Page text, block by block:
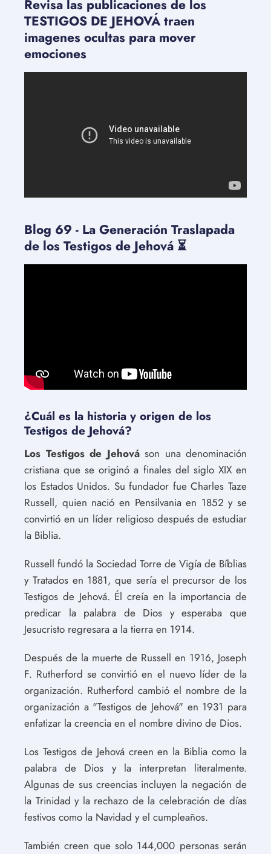
Revisa las publicaciones de los
TESTIGOS DE JEHOVÁ traen
imagenes ocultas para mover
emociones
Blog 69 - La Generación Traslapada
de los Testigos de Jehová ⏳
¿Cuál es la historia y origen de los
Testigos de Jehová?
Los Testigos de Jehováson una denominación
cristiana que se originó a finales del siglo XIX en
los Estados Unidos. Su fundador fue Charles Taze
Russell, quien nació en Pensilvania en 1852 y se
convirtió en un líder religioso después de estudiar
la Biblia.
Russell fundó la Sociedad Torre de Vigía de Bíblias
y Tratados en 1881, que sería el precursor de los
Testigos de Jehová. Él creía en la importancia de
predicar la palabra de Dios y esperaba que
Jesucristo regresara a la tierra en 1914.
Después de la muerte de Russell en 1916, Joseph
F. Rutherford se convirtió en el nuevo líder de la
organización. Rutherford cambió el nombre de la
organización a "Testigos de Jehová" en 1931 para
enfatizar la creencia en el nombre divino de Dios.
Los Testigos de Jehová creen en la Biblia como la
palabra de Dios y la interpretan literalmente.
Algunas de sus creencias incluyen la negación de
la Trinidad y la rechazo de la celebración de días
festivos como la Navidad y el cumpleaños.
También creen que solo 144,000 personas serán